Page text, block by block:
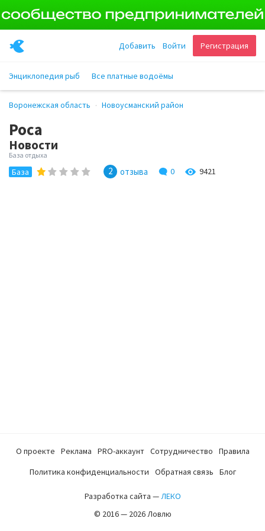
Регистрация
Войти
Добавить
Энциклопедия рыб Все платные водоёмы
Воронежская область Новоусманский район
Роса
Новости
База отдыха
База 2 отзыва 0 9421
О проекте Реклама PRO-аккаунт Сотрудничество
Правила
Политика конфиденциальности
Обратная связь Блог
Разработка сайта —ЛЕКО
© 2016 — 2026 Ловлю